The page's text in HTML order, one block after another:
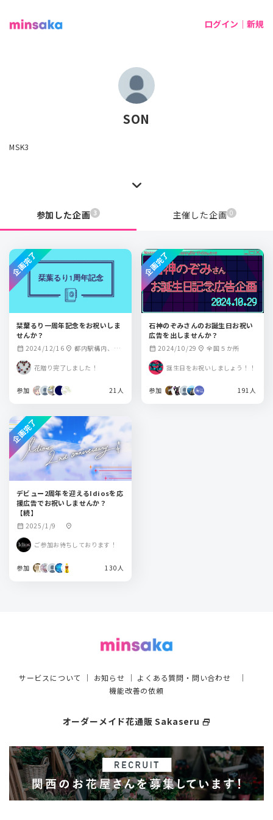
ログイン｜新規
SON
MSK3
参加した企画 3 主催した企画 0
栞葉るり一周年記念をお祝いしま
せんか？
calendar_month 2024/12/16 location_on 都内駅構内、5
花贈り完了しました！
参加 21人
企画完了
石神のぞみさんのお誕生日お祝い
広告を出しませんか？
calendar_month 2024/10/29 location_on 全国５か所
誕生日をお祝いしましょう！！
参加 191人
企画完了
デビュー2周年を迎えるIdiosを応
援広告でお祝いしませんか？
【続】
calendar_month 2025/1/9 location_on
ご参加お待ちしております！
参加 130人
企画完了
サービスについて ｜ お知らせ ｜ よくある質問・問い合わせ ｜
機能改善の依頼
オーダーメイド花通販 Sakaseru select_window